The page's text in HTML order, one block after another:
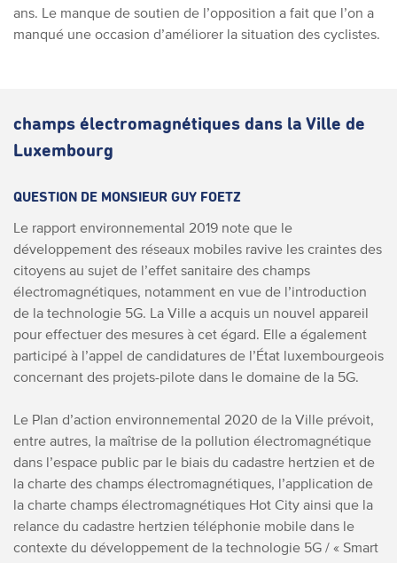
ans. Le manque de soutien de l’opposition a fait que l’on a
manqué une occasion d’améliorer la situation des cyclistes.
champs électromagnétiques dans la Ville de
Luxembourg
QUESTION DE MONSIEUR GUY FOETZ
Le rapport environnemental 2019 note que le
développement des réseaux mobiles ravive les craintes des
citoyens au sujet de l’effet sanitaire des champs
électromagnétiques, notamment en vue de l’introduction
de la technologie 5G. La Ville a acquis un nouvel appareil
pour effectuer des mesures à cet égard. Elle a également
participé à l’appel de candidatures de l’État luxembourgeois
concernant des projets-pilote dans le domaine de la 5G.
Le Plan d’action environnemental 2020 de la Ville prévoit,
entre autres, la maîtrise de la pollution électromagnétique
dans l’espace public par le biais du cadastre hertzien et de
la charte des champs électromagnétiques, l’application de
la charte champs électromagnétiques Hot City ainsi que la
relance du cadastre hertzien téléphonie mobile dans le
contexte du développement de la technologie 5G / « Smart